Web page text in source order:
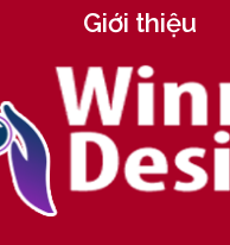
Giới thiệu